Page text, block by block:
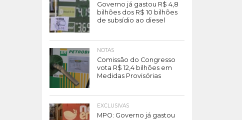
Governo já gastou R$ 4,8
bilhões dos R$ 10 bilhões
de subsídio ao diesel
NOTAS
Comissão do Congresso
vota R$ 12,4 bilhões em
Medidas Provisórias
EXCLUSIVAS
MPO: Governo já gastou